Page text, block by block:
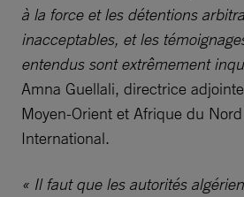
à la force et les détentions
inacceptables, et les
entendus sont extrêmement
Amna Guellali, directrice
Moyen-Orient et Afrique du
International.
« Il faut que les autorités